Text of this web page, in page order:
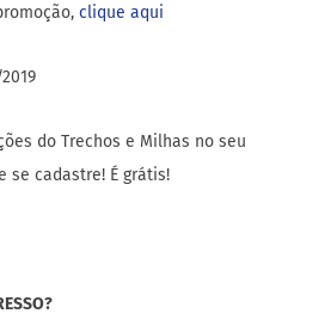
clique aqui
do Trechos e Milhas no seu
se cadastre! É grátis!